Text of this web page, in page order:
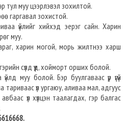
тул муу цээрлэвэл зохилтой.
гаргавал зохистой.
үйлийг хийхэд эерэг сайн. Харин
муу.
харин могой, морь жилтнээ харш
сүлд үүд, хойморт орших болой.
муу болой. Бэр буулгаваас үр үгүй
тариваас үл ургаюу, аливаа мал, адгуус
үл хүлцэн таалагдах, гэр балгас